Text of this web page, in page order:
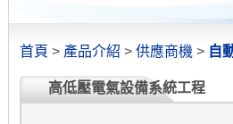
首頁 > 產品介紹 > 供應商機 > 自
高低壓電氣設備系統工程